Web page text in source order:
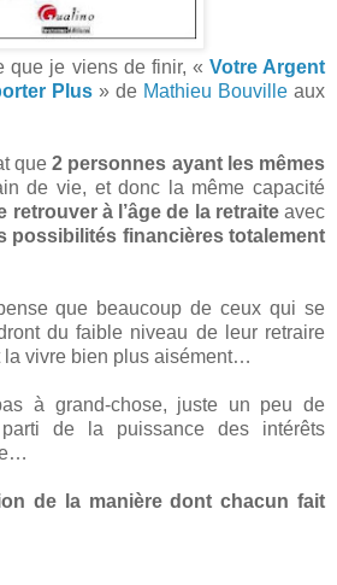
que je viens de finir, « Votre Argent
Plus » de Mathieu Bouville aux
que2 personnes ayant les mêmes
de vie, et donc la même capacité
retrouver à l’âge de la retraiteavec
possibilités financières totalement
que beaucoup de ceux qui se
du faible niveau de leur retraire
la vivre bien plus aisément…
à grand-chose, juste un peu de
de la puissance des intérêts
de la manière dont chacun fait